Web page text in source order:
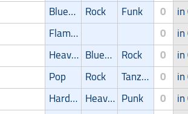
Blues/Swing Rock Funk 0
Flamenco 0
Heavy-Metal Blues/Swing Rock 0
Pop Rock Tanz/Unterhaltungsmusik 0
Hardcore Heavy-Metal Punk 0